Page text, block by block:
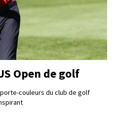
Open de golf
couleurs du club de golf